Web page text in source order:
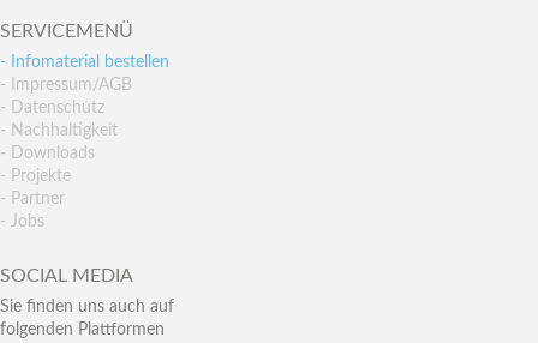
SERVICEMENÜ
- Infomaterial bestellen
- Impressum/AGB
- Datenschutz
- Nachhaltigkeit
- Downloads
- Projekte
- Partner
- Jobs
SOCIAL MEDIA
Sie finden uns auch auf
folgenden Plattformen